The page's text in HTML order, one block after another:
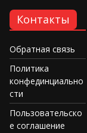
Контакты
Обратная связь
Политика
конфединциально
сти
Пользовательско
е соглашение